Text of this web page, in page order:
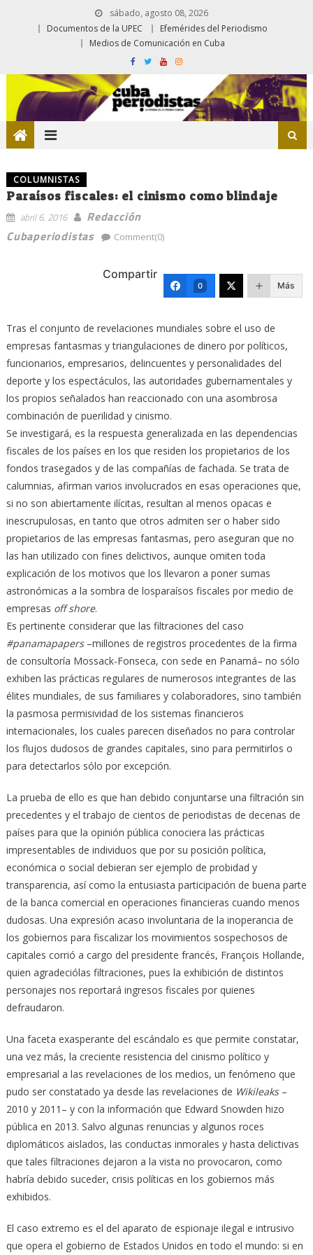
sábado, agosto 08, 2026
Documentos de la UPEC
Efemérides del Periodismo
Medios de Comunicación en Cuba
COLUMNISTAS
Paraísos fiscales: el cinismo como blindaje
abril 6, 2016
Redacción
Cubaperiodistas
Comment(0)
Compartir
0 Más
Tras el conjunto de revelaciones mundiales sobre el uso de
empresas fantasmas y triangulaciones de dinero por políticos,
funcionarios, empresarios, delincuentes y personalidades del
deporte y los espectáculos, las autoridades gubernamentales y
los propios señalados han reaccionado con una asombrosa
combinación de puerilidad y cinismo.
Se investigará, es la respuesta generalizada en las dependencias
fiscales de los países en los que residen los propietarios de los
fondos trasegados y de las compañías de fachada. Se trata de
calumnias, afirman varios involucrados en esas operaciones que,
si no son abiertamente ilícitas, resultan al menos opacas e
inescrupulosas, en tanto que otros admiten ser o haber sido
propietarios de las empresas fantasmas, pero aseguran que no
las han utilizado con fines delictivos, aunque omiten toda
explicación de los motivos que los llevaron a poner sumas
astronómicas a la sombra de losparaísos fiscales por medio de
empresas off shore.
Es pertinente considerar que las filtraciones del caso
#panamapapers–millones de registros procedentes de la firma
de consultoría Mossack-Fonseca, con sede en Panamá– no sólo
exhiben las prácticas regulares de numerosos integrantes de las
élites mundiales, de sus familiares y colaboradores, sino también
la pasmosa permisividad de los sistemas financieros
internacionales, los cuales parecen diseñados no para controlar
los flujos dudosos de grandes capitales, sino para permitirlos o
para detectarlos sólo por excepción.
La prueba de ello es que han debido conjuntarse una filtración sin
precedentes y el trabajo de cientos de periodistas de decenas de
países para que la opinión pública conociera las prácticas
impresentables de individuos que por su posición política,
económica o social debieran ser ejemplo de probidad y
transparencia, así como la entusiasta participación de buena parte
de la banca comercial en operaciones financieras cuando menos
dudosas. Una expresión acaso involuntaria de la inoperancia de
los gobiernos para fiscalizar los movimientos sospechosos de
capitales corrió a cargo del presidente francés, François Hollande,
quien agradeciólas filtraciones, pues la exhibición de distintos
personajes nos reportará ingresos fiscales por quienes
defraudaron.
Una faceta exasperante del escándalo es que permite constatar,
una vez más, la creciente resistencia del cinismo político y
empresarial a las revelaciones de los medios, un fenómeno que
pudo ser constatado ya desde las revelaciones de Wikileaks–
2010 y 2011– y con la información que Edward Snowden hizo
pública en 2013. Salvo algunas renuncias y algunos roces
diplomáticos aislados, las conductas inmorales y hasta delictivas
que tales filtraciones dejaron a la vista no provocaron, como
habría debido suceder, crisis políticas en los gobiernos más
exhibidos.
El caso extremo es el del aparato de espionaje ilegal e intrusivo
que opera el gobierno de Estados Unidos en todo el mundo: si en